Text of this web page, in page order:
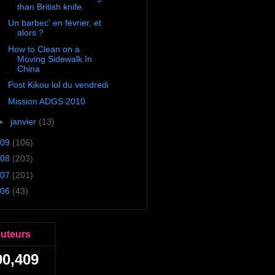
than British knife.
Un barbec' en février, et
alors ?
How to Clean on a
Moving Sidewalk In
China
Post Kikou lol du vendredi
Mission ADGS 2010
janvier (13)
09 (106)
08 (203)
07 (201)
06 (43)